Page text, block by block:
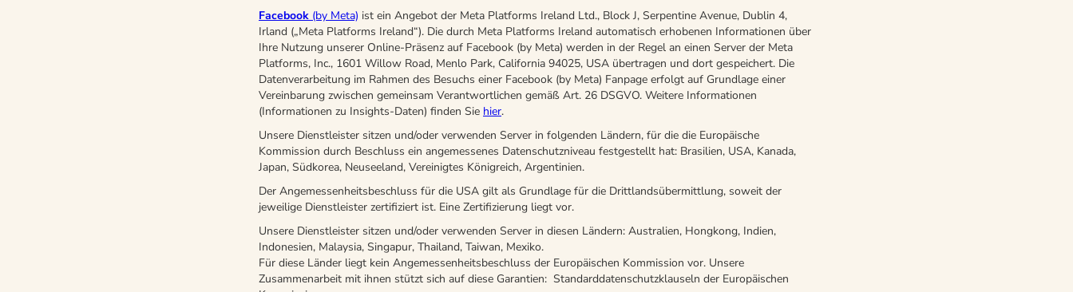
Facebook (by Meta) ist ein Angebot der Meta Platforms Ireland Ltd., Block J, Serpentine Avenue, Dublin 4,
Irland („Meta Platforms Ireland“). Die durch Meta Platforms Ireland automatisch erhobenen Informationen über
Ihre Nutzung unserer Online-Präsenz auf Facebook (by Meta) werden in der Regel an einen Server der Meta
Platforms, Inc., 1601 Willow Road, Menlo Park, California 94025, USA übertragen und dort gespeichert. Die
Datenverarbeitung im Rahmen des Besuchs einer Facebook (by Meta) Fanpage erfolgt auf Grundlage einer
Vereinbarung zwischen gemeinsam Verantwortlichen gemäß Art. 26 DSGVO. Weitere Informationen
(Informationen zu Insights-Daten) finden Sie hier.
Unsere Dienstleister sitzen und/oder verwenden Server in folgenden Ländern, für die die Europäische
Kommission durch Beschluss ein angemessenes Datenschutzniveau festgestellt hat: Brasilien, USA, Kanada,
Japan, Südkorea, Neuseeland, Vereinigtes Königreich, Argentinien.
Der Angemessenheitsbeschluss für die USA gilt als Grundlage für die Drittlandsübermittlung, soweit der
jeweilige Dienstleister zertifiziert ist. Eine Zertifizierung liegt vor.
Unsere Dienstleister sitzen und/oder verwenden Server in diesen Ländern: Australien, Hongkong, Indien,
Indonesien, Malaysia, Singapur, Thailand, Taiwan, Mexiko.
Für diese Länder liegt kein Angemessenheitsbeschluss der Europäischen Kommission vor. Unsere
Zusammenarbeit mit ihnen stützt sich auf diese Garantien: Standarddatenschutzklauseln der Europäischen